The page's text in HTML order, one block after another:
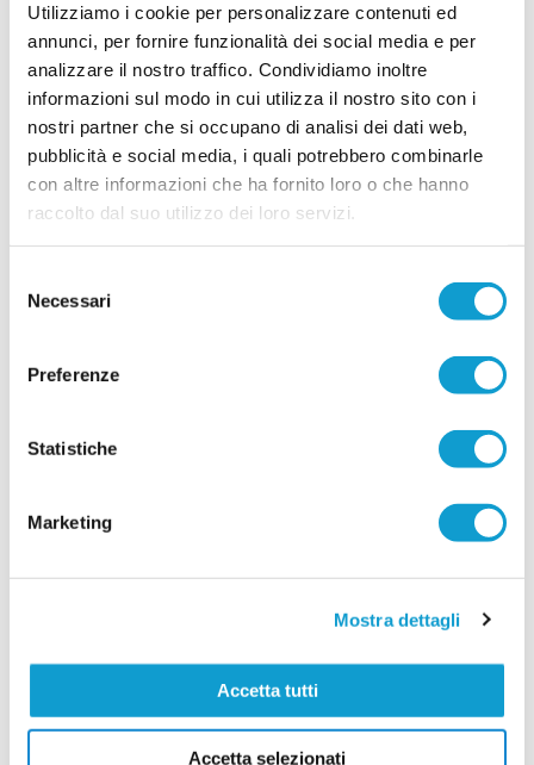
Utilizziamo i cookie per personalizzare contenuti ed
annunci, per fornire funzionalità dei social media e per
analizzare il nostro traffico. Condividiamo inoltre
informazioni sul modo in cui utilizza il nostro sito con i
nostri partner che si occupano di analisi dei dati web,
pubblicità e social media, i quali potrebbero combinarle
con altre informazioni che ha fornito loro o che hanno
raccolto dal suo utilizzo dei loro servizi.
delNecessari
Preferenze
Statistiche
Marketing
Mostra dettagli
Accetta tutti
Accetta selezionati
LEONESSA MONTORO. Tanti volti nuovi per
mister Santinelli
La Leonessa Montoro è molto attiva sul mercato e
presenta i primi acquisti in vista della prossima
stagione. Il direttore sportivo Giancarlo Tateo ha
costruito una rosa che unisce giovani di
prospettiva ed elemen ... leggi
15/07/2026
VILLA MUSONE molto attivo sul mercato: le
Il Villa Musone prosegue la costruzione della
rosa in vista della stagione 2026-2027, puntando
mirati. La società gialloblù conferma gran parte